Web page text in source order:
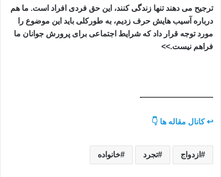
ترجیح می دهند تنها زندگی کنند، این حق فردی افراد است. ما هم
درباره آسیب هایش حرف زدیم، به طورکلی باید این موضوع را
مورد توجه قرار داد که شرایط اجتماعی برای پرورش جوانان ما
فراهم نیست.>>
—————————-
↩️ کانال مقاله ها 👇
ازدواج تجرد خانواده